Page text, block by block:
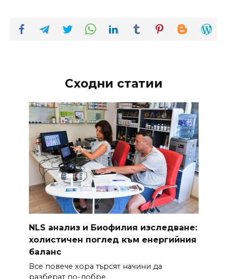
Сходни статии
NLS анализ и Биофилия изследване:
холистичен поглед към енергийния
баланс
Все повече хора търсят начини да
разберат по-добре